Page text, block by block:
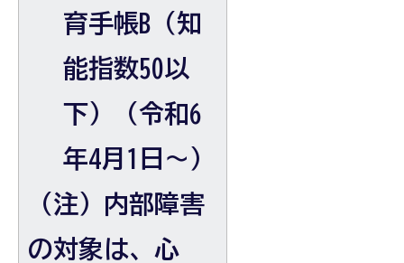
育手帳B（知
能指数50以
下）（令和6
年4月1日～）
（注）内部障害
の対象は、心